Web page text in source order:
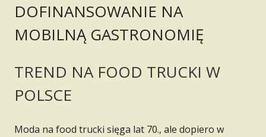
DOFINANSOWANIE NA
MOBILNĄ GASTRONOMIĘ
TREND NA FOOD TRUCKI W
POLSCE
Moda na food trucki sięga lat 70., ale dopiero w